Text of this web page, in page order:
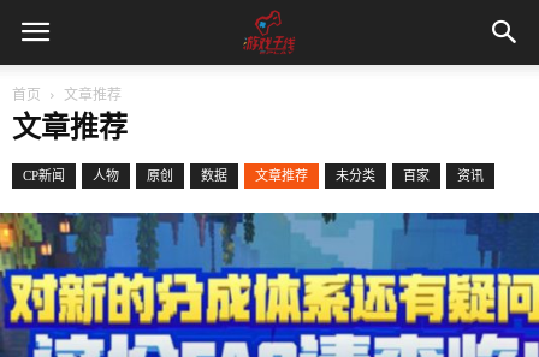
首页 文章推荐
文章推荐
CP新闻 人物 原创 数据 文章推荐 未分类 百家 资讯